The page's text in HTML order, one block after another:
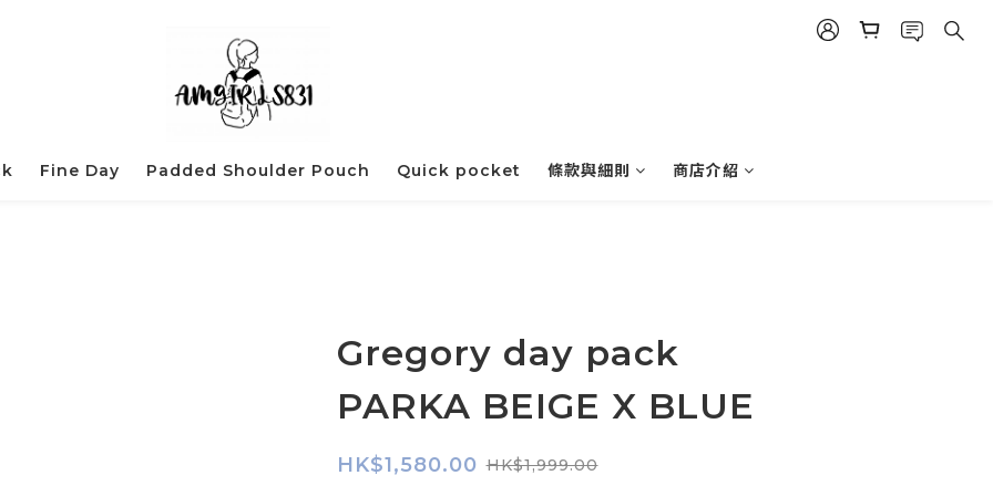
Fine Day Padded Shoulder Pouch Quick pocket 條款與細則 商店介紹
Gregory day pack
PARKA BEIGE X BLUE
HK$1,580.00 HK$1,999.00